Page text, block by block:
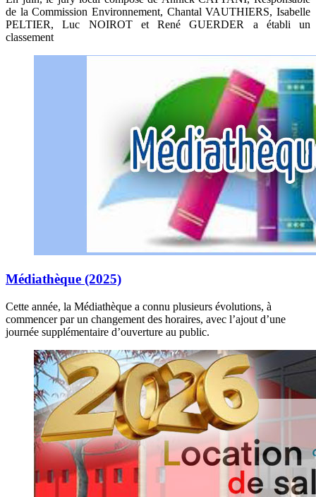
de la Commission Environnement, Chantal VAUTHIERS, Isabelle
PELTIER, Luc NOIROT et René GUERDER a établi un
classement
Médiathèque (2025)
Cette année, la Médiathèque a connu plusieurs évolutions, à
commencer par un changement des horaires, avec l’ajout d’une
journée supplémentaire d’ouverture au public.